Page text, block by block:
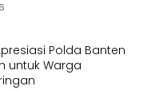
Polda Banten
untuk Warga